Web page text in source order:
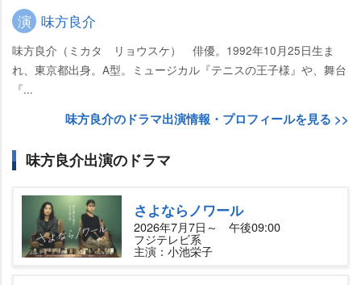
演 味方良介
味方良介（ミカタ リョウスケ） 俳優。1992年10月25日生ま
れ、東京都出身。A型。ミュージカル『テニスの王子様』や、舞台
『...
味方良介のドラマ出演情報・プロフィールを見る >>
味方良介出演のドラマ
さよならノワール
2026年7月7日～ 午後09:00
フジテレビ系
主演：小池栄子